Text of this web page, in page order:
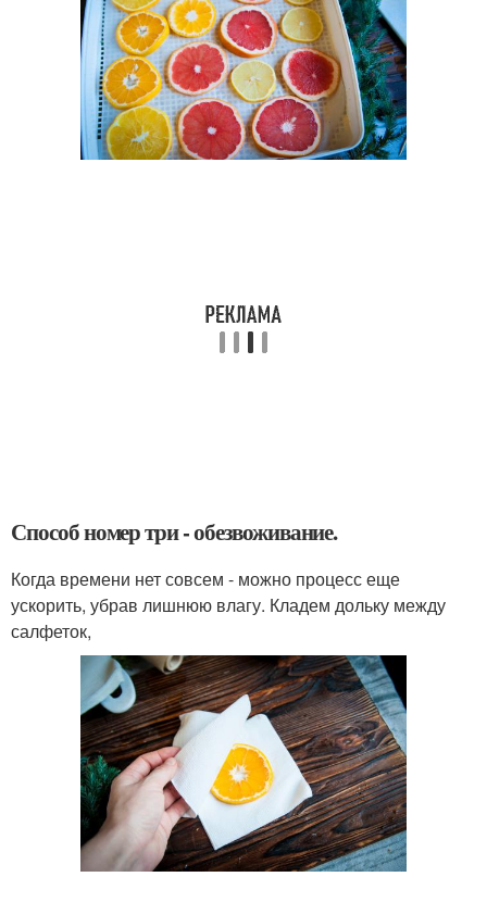
Способ номер три - обезвоживание.
Когда времени нет совсем - можно процесс еще
ускорить, убрав лишнюю влагу. Кладем дольку между
салфеток,